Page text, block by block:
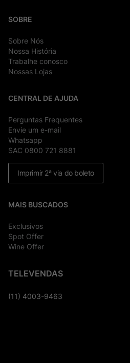
SOBRE
Sobre Nós
Nossa História
Trabalhe conosco
Nossas Lojas
CENTRAL DE AJUDA
Perguntas Frequentes
Envie um e-mail
Whatsapp
SAC 0800 721 8881
Imprimir 2ª via do boleto
MAIS BUSCADOS
Exclusivos
Spot Offer
Wine Offer
TELEVENDAS
(11) 4003-9463